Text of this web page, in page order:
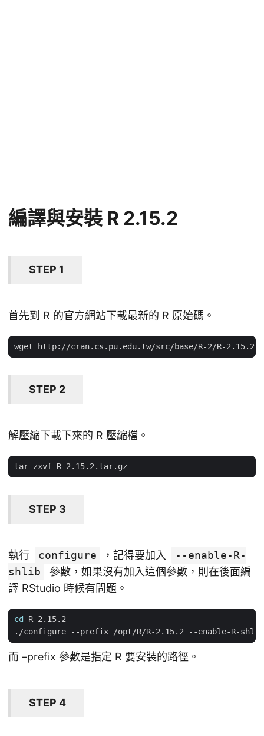
編譯與安裝 R 2.15.2
STEP 1
首先到 R 的官方網站下載最新的 R 原始碼。
STEP 2
解壓縮下載下來的 R 壓縮檔。
STEP 3
執行 configure ，記得要加入
--enable-R-
shlib
參數，如果沒有加入這個參數，則在後面編
譯 RStudio 時候有問題。
cd
而 –prefix 參數是指定 R 要安裝的路徑。
STEP 4